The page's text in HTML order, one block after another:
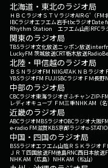
北海道・東北のラジオ局
ＨＢＣラジオＳＴＶラジオAIR-G'（FM
IBCラジオエフエム岩手tbcラジオDate
Rhythm Station エフエム山形RFC
関東のラジオ局
TBSラジオ文化放送ニッポン放送
LuckyFM 茨城放送CRT栃木放送
北陸・甲信越のラジオ局
ＢＳＮラジオFM NIIGATAＫＮＢラジオ
YBSラジオFM FUJISBCラジオ ＦＭ長野
中部のラジオ局
CBCラジオ東海ラジオぎふチャンZIP-FM
レディオキューブ ＦＭ三重NHK AM（名
近畿のラジオ局
ABCラジオMBSラジオOBCラジオ大阪
e-radio FM滋賀KBS京都ラジオα-
中国・四国のラジオ局
BSSラジオエフエム山陰ＲＳＫラジオ
ＪＲＴ四国放送FM徳島RNC西日本放送
NHK AM（広島） NHK AM（松山）